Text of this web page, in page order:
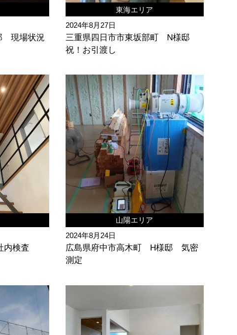
現場状況
東海エリア
2024年8月27日
三重県四日市市東坂部町 N様邸
祝！お引渡し
検査
山陽エリア
2024年8月24日
広島県府中市高木町 H様邸 気密
測定